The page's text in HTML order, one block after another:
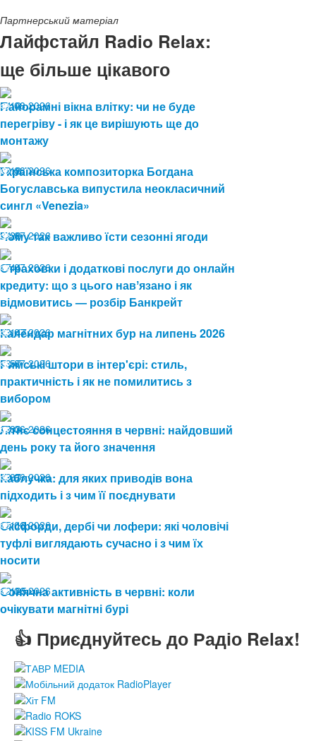
Партнерський матеріал
Лайфстайл Radio Relax:
ще більше цікавого
04.08.2026
12
Панорамні вікна влітку: чи не буде
перегріву - і як це вирішують ще до
монтажу
03.08.2026
18
Українська композиторка Богдана
Богуславська випустила неокласичний
сингл «Venezia»
24.07.2026
28
Чому так важливо їсти сезонні ягоди
17.07.2026
44
Страховки і додаткові послуги до онлайн
кредиту: що з цього навʼязано і як
відмовитись — розбір Банкрейт
13.07.2026
147
Календар магнітних бур на липень 2026
08.07.2026
57
Римські штори в інтер'єрі: стиль,
практичність і як не помилитись з
вибором
19.06.2026
83
Літнє сонцестояння в червні: найдовший
день року та його значення
19.06.2026
87
Каблучка: для яких приводів вона
підходить і з чим її поєднувати
15.06.2026
113
Оксфорди, дербі чи лофери: які чоловічі
туфлі виглядають сучасно і з чим їх
носити
12.06.2026
125
Сонячна активність в червні: коли
очікувати магнітні бурі
👍 Приєднуйтесь до Радіо Relax!